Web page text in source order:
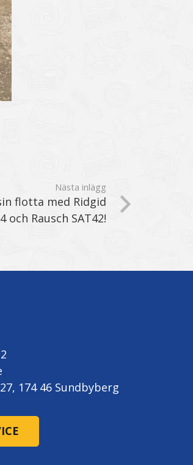
Nästa inlägg
flotta med Ridgid
och Rausch SAT42!
174 46 Sundbyberg